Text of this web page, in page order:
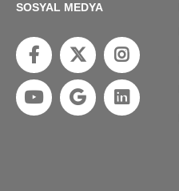
SOSYAL MEDYA